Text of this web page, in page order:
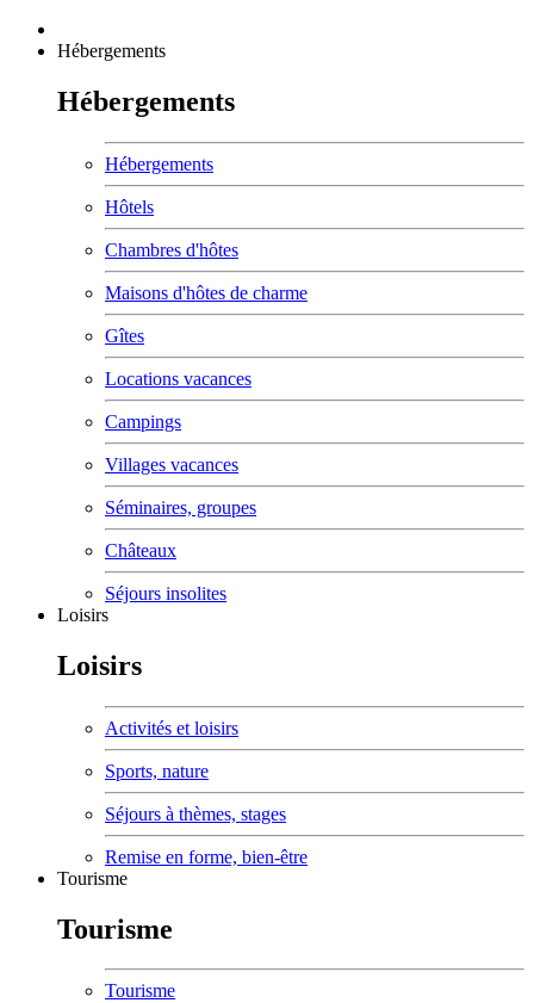
Hébergements
Hébergements
Hébergements
Hôtels
Chambres d'hôtes
Maisons d'hôtes de charme
Gîtes
Locations vacances
Campings
Villages vacances
Séminaires, groupes
Châteaux
Séjours insolites
Loisirs
Loisirs
Activités et loisirs
Sports, nature
Séjours à thèmes, stages
Remise en forme, bien-être
Tourisme
Tourisme
Tourisme